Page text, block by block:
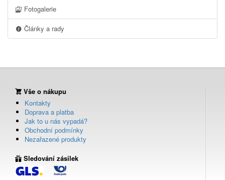
Fotogalerie
Články a rady
Vše o nákupu
Kontakty
Doprava a platba
Jak to u nás vypadá?
Obchodní podmínky
Nezařazené produkty
Sledování zásilek